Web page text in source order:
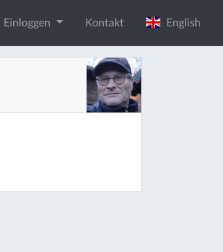
Einloggen Kontakt English